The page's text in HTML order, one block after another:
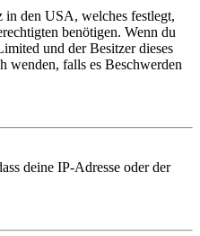
in den USA, welches festlegt,
benötigen. Wenn du
und der Besitzer dieses
wenden, falls es Beschwerden
deine IP-Adresse oder der